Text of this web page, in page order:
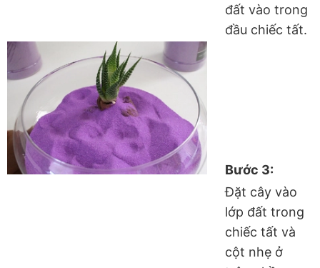
đất vào trong
đầu chiếc tất.
Bước 3:
Đặt cây vào
lớp đất trong
chiếc tất và
cột nhẹ ở